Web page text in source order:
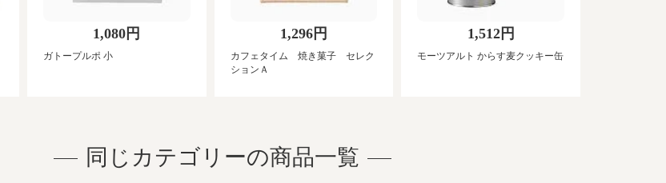
1,080円
ガトープルポ 小
1,296円
カフェタイム 焼き菓子 セレク
ションＡ
1,512円
モーツアルト からす麦クッキー缶
同じカテゴリーの商品一覧